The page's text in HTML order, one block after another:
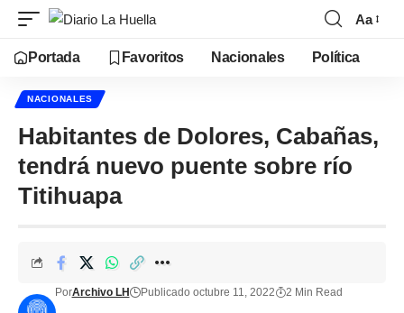
Aa
Portada Favoritos Nacionales Política
NACIONALES
Habitantes de Dolores, Cabañas,
tendrá nuevo puente sobre río
Titihuapa
PorArchivo LH Publicado octubre 11, 2022 2 Min Read